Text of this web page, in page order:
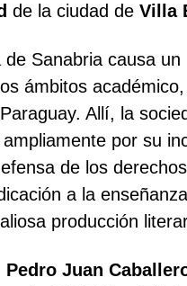
de la ciudad de Villa
de Sanabria causa un
ámbitos
Allí, la
por su
de los
a la
producción
Pedro Juan